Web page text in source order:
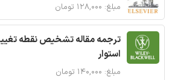
مبلغ: ۱۲۸,۰۰۰ تومان
ترجمه مقاله تشخیص نقطه
استوار
مبلغ: ۱۴۰,۰۰۰ تومان